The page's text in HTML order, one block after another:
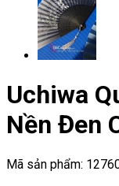
Uchiwa
Nền Đen
Mã sản phẩm: